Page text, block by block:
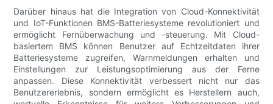
Darüber hinaus hat die Integration von Cloud-Konnektivität
und IoT-Funktionen BMS-Batteriesysteme revolutioniert und
ermöglicht Fernüberwachung und -steuerung. Mit Cloud-
basiertem BMS können Benutzer auf Echtzeitdaten ihrer
Batteriesysteme zugreifen, Warnmeldungen erhalten und
Einstellungen zur Leistungsoptimierung aus der Ferne
anpassen. Diese Konnektivität verbessert nicht nur das
Benutzererlebnis, sondern ermöglicht es Herstellern auch,